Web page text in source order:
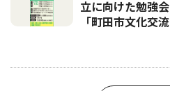
立に向けた勉強
「町田市文化交